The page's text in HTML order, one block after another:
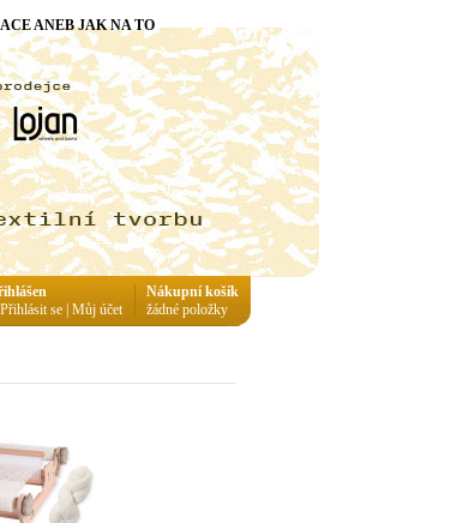
ANEB JAK NA TO
Nákupní košík
žádné položky
Přihlásit se Můj účet